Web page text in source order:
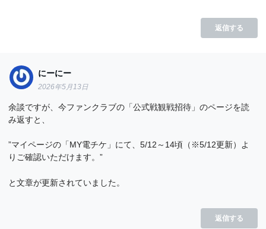
返信する
にーにー
2026年5月13日
余談ですが、今ファンクラブの「公式戦観戦招待」のページを読
み返すと、
”マイページの「MY電チケ」にて、5/12～14頃（※5/12更新）よ
りご確認いただけます。”
と文章が更新されていました。
返信する